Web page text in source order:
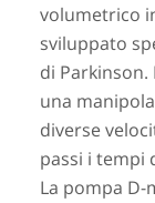
volumetrico
sviluppato
di
una
diverse
passi i tempi
La pompa